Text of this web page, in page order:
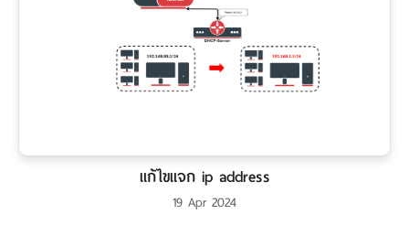
แก้ไขแจก ip address
19 Apr 2024